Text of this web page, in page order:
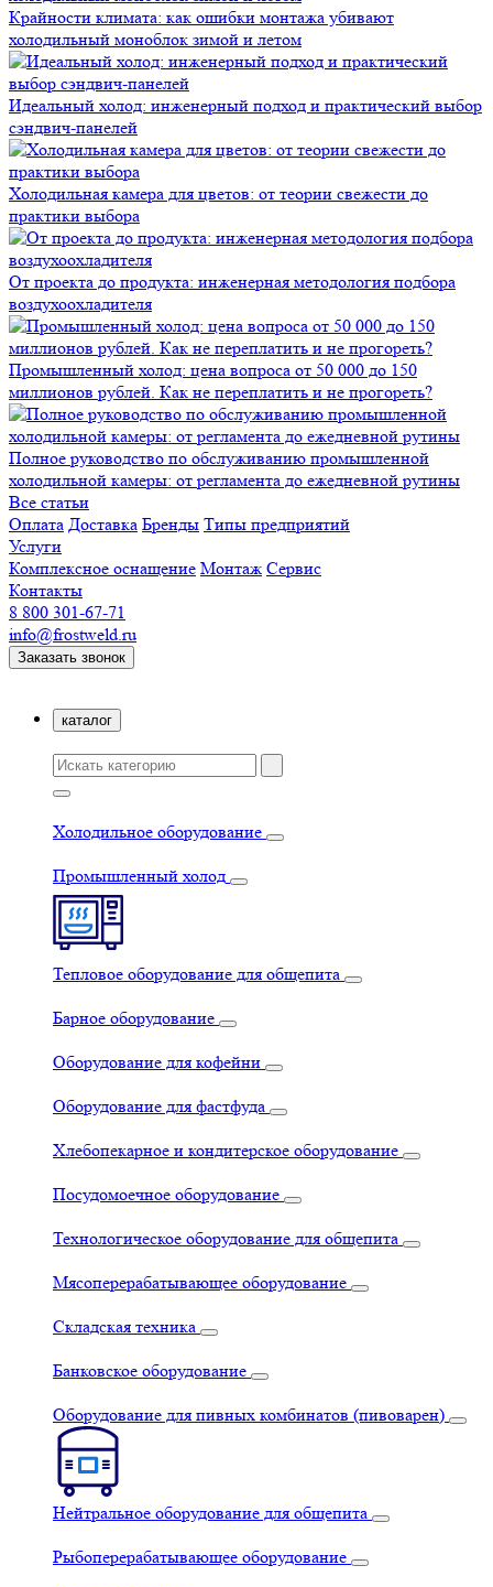
Крайности климата: как ошибки монтажа убивают
холодильный моноблок зимой и летом
Идеальный холод: инженерный подход и практический выбор
сэндвич-панелей
Холодильная камера для цветов: от теории свежести до
практики выбора
От проекта до продукта: инженерная методология подбора
воздухоохладителя
Промышленный холод: цена вопроса от 50 000 до 150
миллионов рублей. Как не переплатить и не прогореть?
Полное руководство по обслуживанию промышленной
холодильной камеры: от регламента до ежедневной рутины
Все статьи
Оплата Доставка Бренды Типы предприятий
Услуги
Комплексное оснащение Монтаж Сервис
Контакты
8 800 301-67-71
info@frostweld.ru
Заказать звонок
каталог
Холодильное оборудование
Промышленный холод
Тепловое оборудование для общепита
Барное оборудование
Оборудование для кофейни
Оборудование для фастфуда
Хлебопекарное и кондитерское оборудование
Посудомоечное оборудование
Технологическое оборудование для общепита
Мясоперерабатывающее оборудование
Складская техника
Банковское оборудование
Оборудование для пивных комбинатов (пивоварен)
Нейтральное оборудование для общепита
Рыбоперерабатывающее оборудование